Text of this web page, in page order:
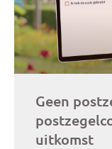
Geen
uitkomst